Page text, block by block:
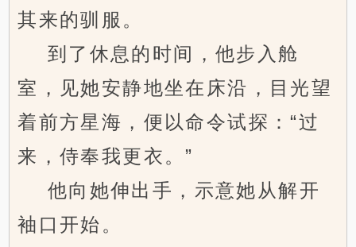
其来的驯服。
到了休息的时间，他步入舱
室，见她安静地坐在床沿，目光望
着前方星海，便以命令试探：“过
来，侍奉我更衣。”
他向她伸出手，示意她从解开
袖口开始。